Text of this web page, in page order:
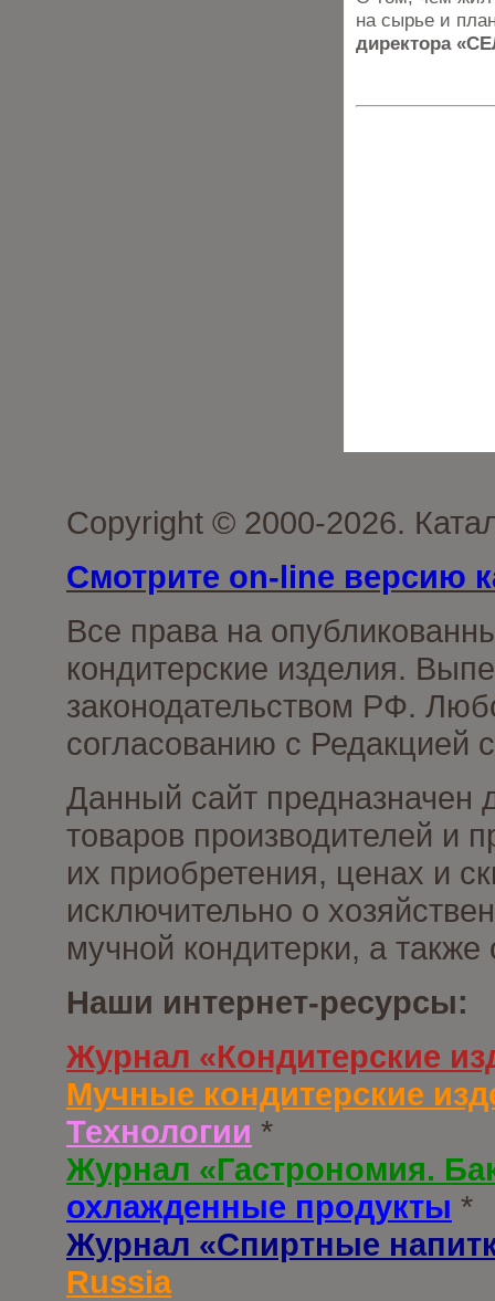
на сырье и
директора
Copyright © 2000-2026.
Смотрите on-line версию
Все права на
кондитерские изделия.
законодательством РФ.
согласованию с Редакцией
Данный сайт предназначен
товаров производителей и
их приобретения, ценах и
исключительно о
мучной кондитерки, а
Наши интернет-ресурсы:
Журнал «Кондитерские
Мучные кондитерские
Технологии *
Журнал «Гастрономия.
охлажденные продукты *
Журнал «Спиртные
Russia